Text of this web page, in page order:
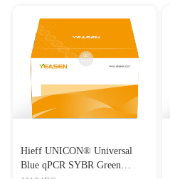
Hieff UNICON® Universal
Blue qPCR SYBR Green